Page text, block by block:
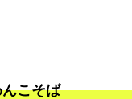
こそば